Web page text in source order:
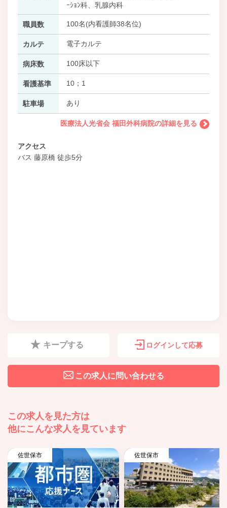
ｰｼｮﾝ科、乳腺内科
職員数 100名(内看護師38名位)
カルテ 電子カルテ
病床数 100床以下
看護基準 10；1
駐車場 あり
医療法人光省会 福田外科病院の詳細を見る
アクセス
バス 藤原橋 徒歩5分
キープする ログインして応募
この求人に問い合わせる
この求人を見た方は
他にこんな求人を見ています
佐世保市 佐世保市